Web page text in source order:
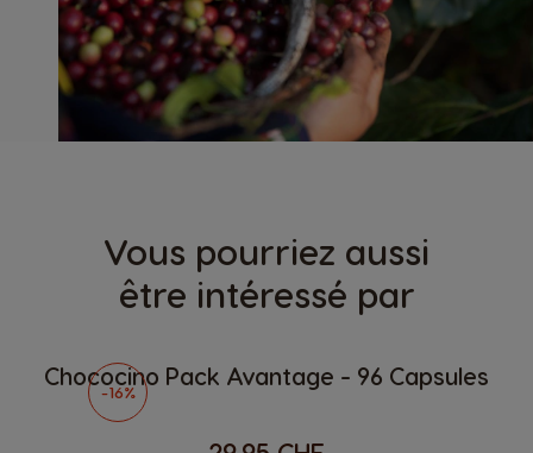
Vous pourriez aussi
être intéressé par
-16%
Chococino Pack Avantage - 96 Capsules